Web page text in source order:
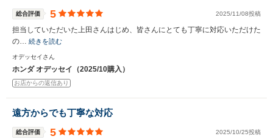
総合評価 5 2025/11/08投稿
担当していただいた上田さんはじめ、皆さんにとても丁寧に対応いただけた
の… 続きを読む
オデッセイさん
ホンダ オデッセイ（2025/10購入）
お店からの返信あり
遠方からでも丁寧な対応
総合評価 5 2025/10/25投稿